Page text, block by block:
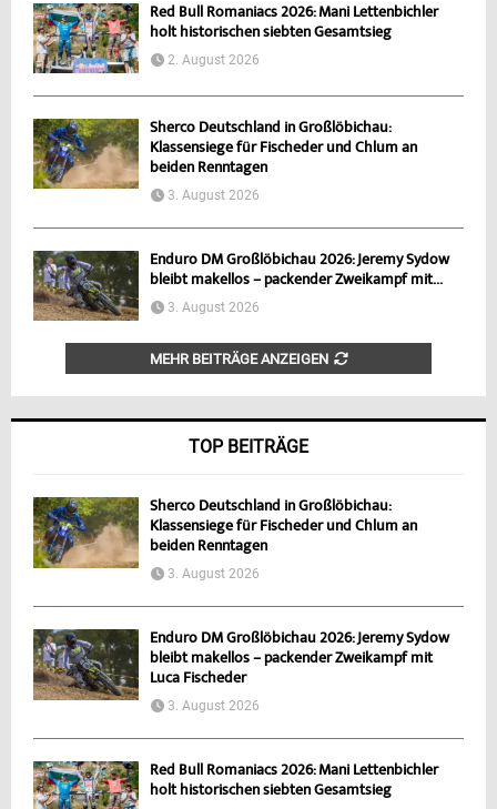
Red Bull Romaniacs 2026: Mani Lettenbichler
holt historischen siebten Gesamtsieg
2. August 2026
Sherco Deutschland in Großlöbichau:
Klassensiege für Fischeder und Chlum an
beiden Renntagen
3. August 2026
Enduro DM Großlöbichau 2026: Jeremy Sydow
bleibt makellos – packender Zweikampf mit...
3. August 2026
MEHR BEITRÄGE ANZEIGEN
TOP BEITRÄGE
Sherco Deutschland in Großlöbichau:
Klassensiege für Fischeder und Chlum an
beiden Renntagen
3. August 2026
Enduro DM Großlöbichau 2026: Jeremy Sydow
bleibt makellos – packender Zweikampf mit
Luca Fischeder
3. August 2026
Red Bull Romaniacs 2026: Mani Lettenbichler
holt historischen siebten Gesamtsieg